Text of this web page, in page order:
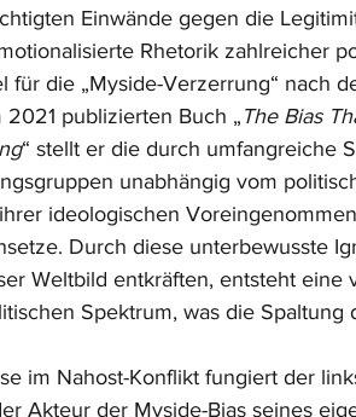
Einwände gegen die
Rhetorik zahlreicher
für die „Myside-Verzerrung“ nach
publizierten Buch „ The Bias
“ stellt er die durch umfangreiche
unabhängig vom
ideologischen
Durch diese unterbewusste
Weltbild entkräften, entsteht eine
Spektrum, was die Spaltung
im Nahost-Konflikt fungiert der
Akteur der Myside-Bias seines